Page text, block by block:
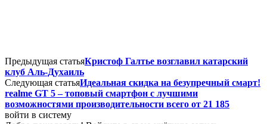
Предыдущая статьяКристоф Галтье возглавил катарский
клуб Аль-Духаиль
Следующая статьяИдеальная скидка на безупречный смарт!
realme GT 5 – топовый смартфон с лучшими
возможностями производительности всего от 21 185
войти в систему